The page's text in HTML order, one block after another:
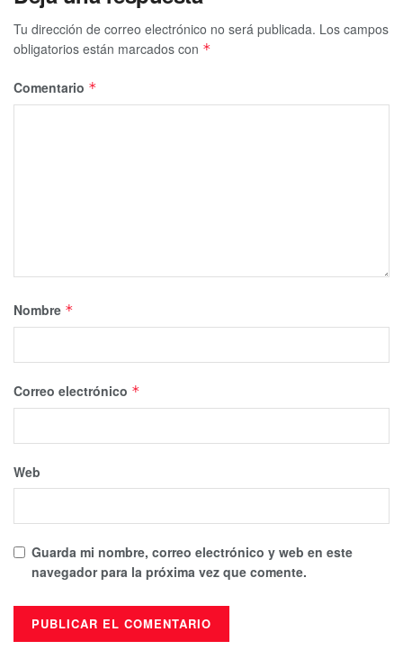
Tu dirección de correo electrónico no será publicada. Los campos
obligatorios están marcados con *
Comentario *
Nombre *
Correo electrónico *
Web
Guarda mi nombre, correo electrónico y web en este
navegador para la próxima vez que comente.